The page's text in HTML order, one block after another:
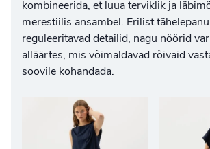
kombineerida, et luua terviklik ja
merestiilis ansambel . Erilist
reguleeritavad detailid, nagu nöörid
alläärtes, mis võimaldavad rõivaid
soovile kohandada.